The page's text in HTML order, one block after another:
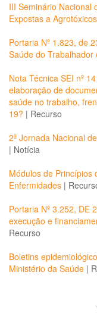
III Seminário Nacional
Expostas a Agrotóxicos
Portaria Nº 1.823, de
Saúde do
Nota Técnica SEI nº
elaboração de
saúde no trabalho,
19? | Recurso
2ª Jornada Nacional
| Notícia
Módulos de Princípios
Enfermidades |
Portaria Nº 3.252, DE
execução e
Recurso
Boletins
Ministério da Saúde |